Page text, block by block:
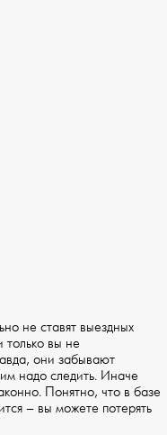
не ставят выездных
только вы не
они забывают
надо следить. Иначе
Понятно, что в базе
– вы можете потерять